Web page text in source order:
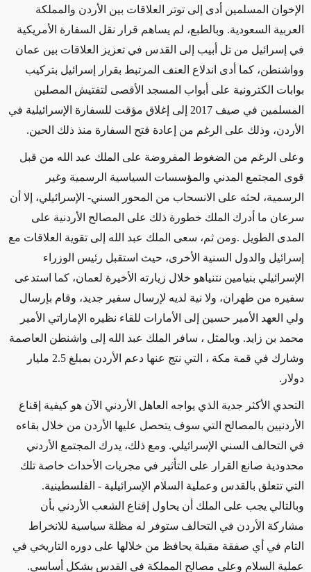
الإخوان المسلمين أدى إلى توتر العلاقات بين الأردن والمملكة
العربية السعودية. وبالطبع، لم يساهم قرار نقل السفارة الأمريكية
في إسرائيل من تل أبيب إلى القدس في تعزيز العلاقات بين عمان
وواشنطن، كما أدى اندلاع العنف المرتبط بقرار إسرائيل بتركيب
بوابات الكترونية على أبواب المسجد الأقصى لتفتيش المصلين
المسلمين في صيف 2017 إلى إغلاق مؤقت للسفارة الإسرائيلية في
الأردن، وذلك على الرغم من إعادة فتح السفارة منذ ذلك الحين.
وعلى الرغم من الضغوط المفروضة على الملك عبد الله من قبل
قوى المجتمع المدني والمؤسسات السياسية الرسمية وغير
الرسمية، لحثه على الانسحاب من المحور السني- الإسرائيلي، إلا أن
سرعان ما أدرك الملك خطورة ذلك على المصالح الأردنية على
المدى الطويل .ومن ثم، سعى الملك عبد الله إلى تقوية العلاقات مع
إسرائيل والدول السنية الأخرى، حيث استقبل رئيس الوزراء
الإسرائيلي بنيامين نتنياهو خلال زيارته الأخيرة لعمان، كما استدعى
سفيره من طهران، ولا نية لديه لإرسال سفير جديد، وقام بإرسال
ولي العهد الأمير حسين إلى الأمارات للقاء نظيره الإماراتي الأمير
محمد بن زايد. وبالمثل ، سافر الملك عبد الله إلى واشنطن العاصمة
وشارك في قمة مكة ، التي نتج عنها دعم الأردن بمبلغ 2.5 مليار
دولار.
التحدي الأكثر جدية الذي يواجه العاهل الأردني الآن هو كيفية إقناع
الأردنيين بالمصالح التي سوف يتحصل عليها الأردن من خلال بقاءه
في التحالف السني الإسرائيلي. ومع ذلك، يدرك المجتمع الأردني
محدودية صانع القرار على التأثير في مجريات الأحداث خاصة تلك
التي تتعلق بالقدس وعملية السلام الإسرائيلية - الفلسطينية.
وبالتالي يجب على الملك أن يحاول إقناع الشعب الأردني بأن
مشاركة الأردن في التحالف ستوفر له مظلة سياسية للانخراط
التام في أي صفقة مقبلة يحافظ من خلالها على دوره التاريخي في
عملية السلام وعلى مصالح المملكة في القدس بشكل أساسي.